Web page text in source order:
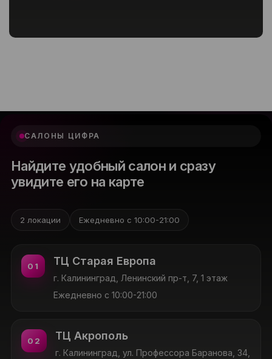
САЛОНЫ ЦИФРА
Найдите удобный салон и сразу
увидите его на карте
2 локации Ежедневно с 10:00-21:00
01 ТЦ Старая Европа
г. Калининград, Ленинский пр-т, 7, 1 этаж
Ежедневно с 10:00-21:00
02 ТЦ Акрополь
г. Калининград, ул. Профессора Баранова, 34,